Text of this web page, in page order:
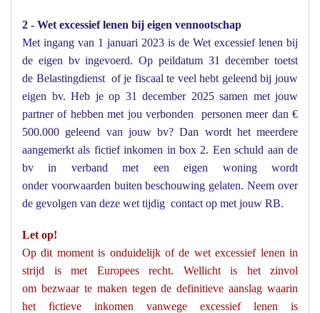
2 - Wet excessief lenen bij eigen vennootschap
Met ingang van 1 januari 2023 is de Wet excessief lenen bij
de eigen bv ingevoerd. Op peildatum 31 december toetst
de Belastingdienst of je fiscaal te veel hebt geleend bij jouw
eigen bv. Heb je op 31 december 2025 samen met jouw
partner of hebben met jou verbonden personen meer dan €
500.000 geleend van jouw bv? Dan wordt het meerdere
aangemerkt als fictief inkomen in box 2. Een schuld aan de
bv in verband met een eigen woning wordt
onder voorwaarden buiten beschouwing gelaten. Neem over
de gevolgen van deze wet tijdig contact op met jouw RB.
Let op!
Op dit moment is onduidelijk of de wet excessief lenen in
strijd is met Europees recht. Wellicht is het zinvol
om bezwaar te maken tegen de definitieve aanslag waarin
het fictieve inkomen vanwege excessief lenen is